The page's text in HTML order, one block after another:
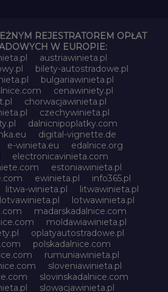
REJESTRATOREM OPŁAT
W EUROPIE:
austriawinieta.pl
bilety-autostradowe.pl
bulgariawinieta.pl
cenawiniety.pl
chorwacjawinieta.pl
czechywinieta.pl
dalnicnipoplatky.com
digital-vignette.de
e-winieta.eu
edalnice.org
electronicavinieta.com
estoniawinieta.pl
ewinieta.pl
info365.pl
litwa-winieta.pl
litwawinieta.pl
lotvawinieta.pl
lotwawinieta.pl
madarskadalnice.com
moldawiawinieta.pl
oplatyautostradowe.pl
polskadalnice.com
rumuniawinieta.pl
sloveniawinieta.pl
slovinskadalnice.com
slowacjawinieta.pl